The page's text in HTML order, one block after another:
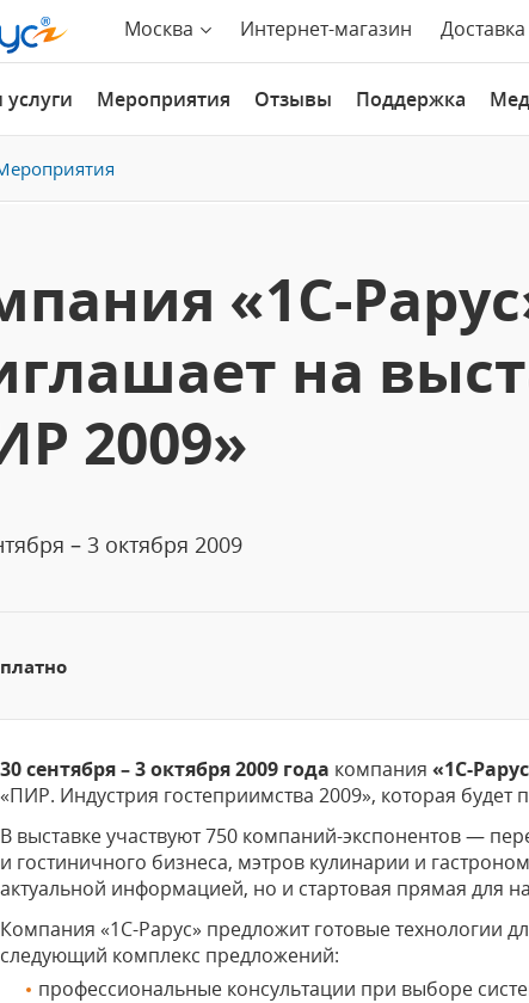
Москва Интернет-магазин
Мероприятия Отзывы Поддержка
«1С-
на
2009»
– 3 октября 2009
30 сентября – 3 октября 2009 года компания«1С-
«ПИР. Индустрия гостеприимства 2009», которая
В выставке участвуют 750 компаний-экспонентов —
и гостиничного бизнеса, мэтров кулинарии и
актуальной информацией, но и стартовая прямая для
Компания «1С-Рарус» предложит готовые технологии
следующий комплекс предложений:
профессиональные консультации при выборе